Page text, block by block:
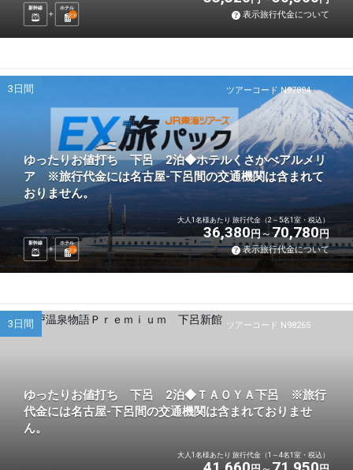
新幹線
ホテル
2泊 表示旅行代金について
ツアーコード N97894
3日間
ゆったりお値打ち 下呂 2泊◆ホテルくさかべアルメリ
ア ※旅行代金には名古屋-下呂間の交通機関は含まれて
おりません。
新幹線
ホテル
2泊
大人1名様あたり 旅行代金（2～5名1室・税込）
36,380円 70,780円
表示旅行代金について
ツアーコード N98265
3日間
ゆったりお値打ち 下呂 2泊◆ＴＡＯＹＡ下呂 ※旅行
代金には名古屋-下呂間の交通機関は含まれておりませ
ん。
大人1名様あたり 旅行代金（1～4名1室・税込）